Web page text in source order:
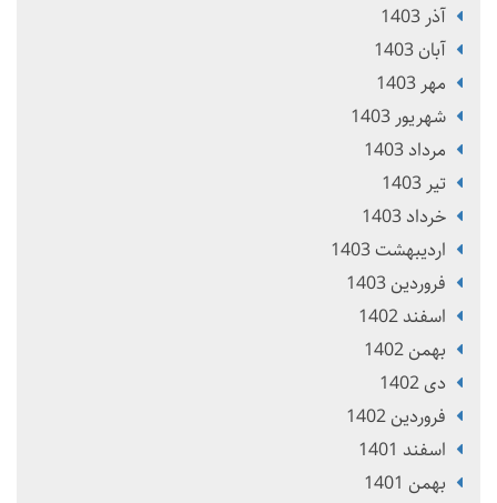
آذر 1403
آبان 1403
مهر 1403
شهریور 1403
مرداد 1403
تير 1403
خرداد 1403
ارديبهشت 1403
فروردین 1403
اسفند 1402
بهمن 1402
دی 1402
فروردین 1402
اسفند 1401
بهمن 1401